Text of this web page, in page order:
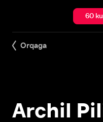
60
Orqaga
Archil